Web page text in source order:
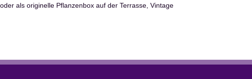
als originelle Pflanzenbox auf der Terrasse, Vintage